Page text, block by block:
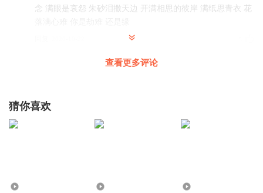
念 满眼是哀怨 朱砂泪撒天边 开满相思的彼岸 满纸思青衣 花
回复
请叫我美洋洋N次方
查看更多评论
猜你喜欢